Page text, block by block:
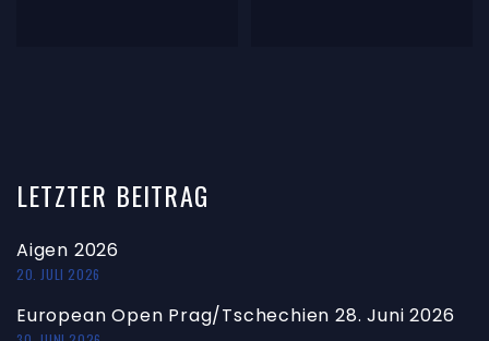
LETZTER BEITRAG
Aigen 2026
20. JULI 2026
European Open Prag/Tschechien 28. Juni 2026